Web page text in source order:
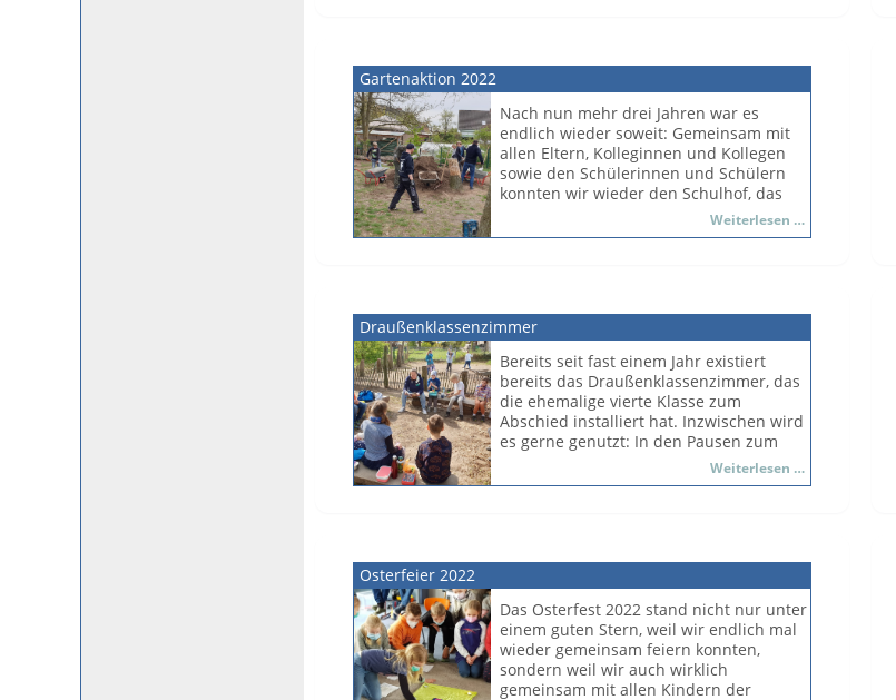
Möglichkeiten, die für die Schülerinnen
Mehrwert bedeuten.
Gartenaktion 2022
Nach nun mehr drei Jahren war es
endlich wieder soweit: Gemeinsam mit
allen Eltern, Kolleginnen und Kollegen
sowie den Schülerinnen und Schülern
konnten wir wieder den Schulhof, das
Beet und die Kräuterpyramide
gemeinsam für den Sommer vorbereiten.
coronakonform Getränke und Essen
gereicht. Vielen Dank für die Hilfe! Der
Garten und der Schulhof erstrahlten
dank der vielen helfenden Hände bereits
nach wenigen Stunden in "neuem
Glanz". Besonders sah man den Erfolg
im Garten, den die Klasse 2 in diesem
Jahr beackert. Der Aufwand lohnt sich
jedoch immer, damit die Kinder im
Herbst eine reiche Ernte einfahren
Weiterlesen …
2022
Draußenklassenzimmer
Bereits seit fast einem Jahr existiert
bereits das Draußenklassenzimmer, das
die ehemalige vierte Klasse zum
Abschied installiert hat. Inzwischen wird
es gerne genutzt: In den Pausen zum
Spielen, zum Draußenlernen oder aber
auch für die Frühstückszeit. Nach den
dem aufkommenden Sommer auch
sein.
Weiterlesen …
Osterfeier 2022
Das Osterfest 2022 stand nicht nur unter
einem guten Stern, weil wir endlich mal
wieder gemeinsam feiern konnten,
sondern weil wir auch wirklich
gemeinsam mit allen Kindern der